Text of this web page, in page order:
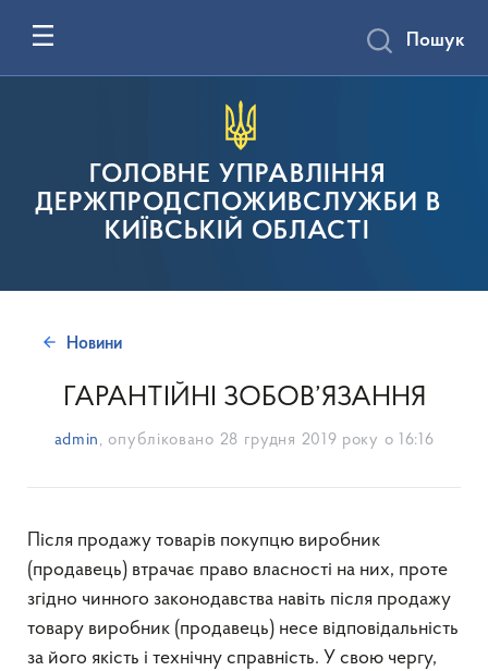
ГОЛОВНЕ УПРАВЛІННЯ
ДЕРЖПРОДСПОЖИВСЛУЖБИ В
КИЇВСЬКІЙ ОБЛАСТІ
Пошук
Новини
ГАРАНТІЙНІ ЗОБОВ’ЯЗАННЯ
admin , опубліковано 28 грудня 2019 року о 16:16
Після продажу товарів покупцю виробник
(продавець) втрачає право власності на них, проте
згідно чинного законодавства навіть після продажу
товару виробник (продавець) несе відповідальність
за його якість і технічну справність. У свою чергу,